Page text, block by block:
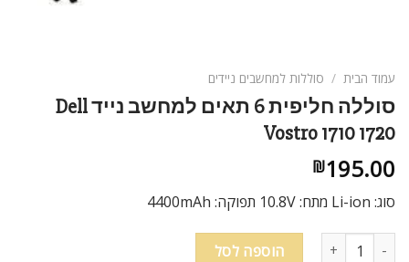
format_underlined הוסף קו תחתון לקישורים
סמן קישורים
כל
האפשרויות
עמוד הבית / סוללות למחשבים ניידים
סוללה חליפית 6 תאים למחשב נייד Dell
Vostro 1710 1720
₪195.00
סוג: Li-ion מתח: 10.8V תפוקה: 4400mAh
כמות של סוללה חליפית 6 תאים למחשב נייד Dell Vostro 1710 1720הוספה לסל